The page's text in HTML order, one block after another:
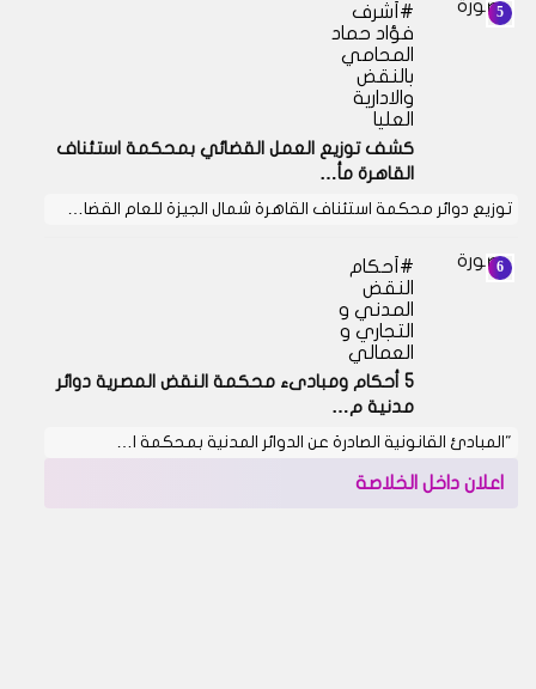
أشرف
فؤاد حماد
المحامي
بالنقض
والادارية
العليا
كشف توزيع العمل القضائي بمحكمة استئناف
القاهرة مأ…
توزيع دوائر محكمة استئناف القاهرة شمال الجيزة للعام القضا…
أحكام
النقض
المدني و
التجاري و
العمالي
5 أحكام ومبادىء محكمة النقض المصرية دوائر
مدنية م…
"المبادئ القانونية الصادرة عن الدوائر المدنية بمحكمة ا…
اعلان داخل الخلاصة